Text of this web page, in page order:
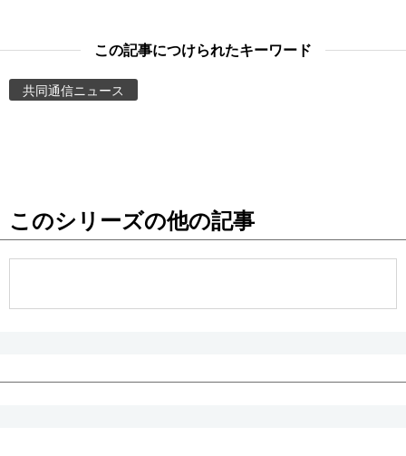
スポーツ・東京2020
Topics
Images
お知らせ
公式SNS
この記事につけられたキーワード
共同通信ニュース
このシリーズの他の記事